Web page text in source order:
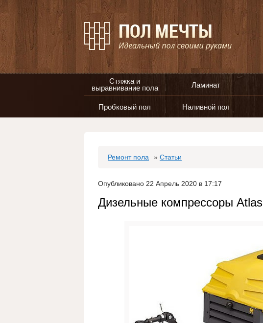
Стяжка и
выравнивание пола
Ламинат
Пробковый пол Наливной пол
Ремонт пола » Статьи
Опубликовано 22 Апрель 2020 в 17:17
Дизельные компрессоры Atlas